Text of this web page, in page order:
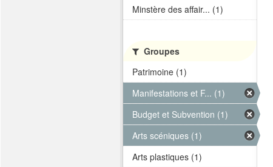
Minstère des affair... (1)
Groupes
Patrimoine (1)
Manifestations et F... (1)
Budget et Subvention (1)
Arts scéniques (1)
Arts plastiques (1)